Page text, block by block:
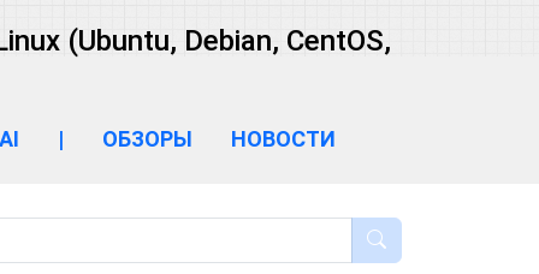
(Ubuntu, Debian, CentOS,
AI | ОБЗОРЫ НОВОСТИ